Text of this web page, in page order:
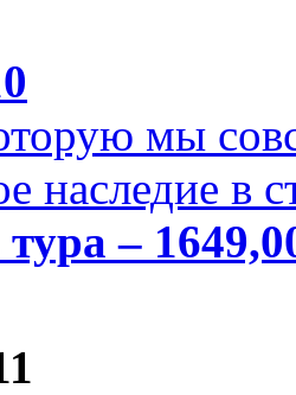
мы
наследие в
–